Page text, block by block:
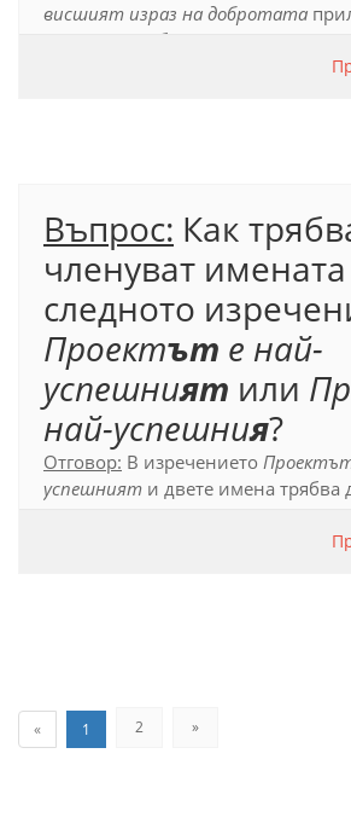
висшият израз на добротата
трябва да се напише с
като словосъчетанието, в което
Въпрос: Как
членуват
следното
Проектът е най-
успешният или
най-успешния?
Отговор: В изречението
успешният и двете имена трябва
е подлог в
език (2012), т. 17.6.1.3.
« 1 2 »